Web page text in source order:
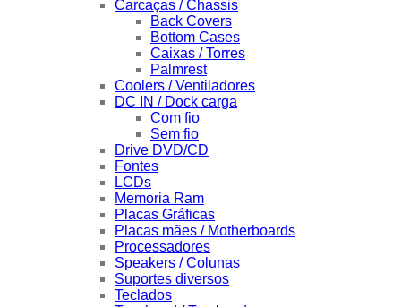
Carcaças / Chassis
Back Covers
Bottom Cases
Caixas / Torres
Palmrest
Coolers / Ventiladores
DC IN / Dock carga
Com fio
Sem fio
Drive DVD/CD
Fontes
LCDs
Memoria Ram
Placas Gráficas
Placas mães / Motherboards
Processadores
Speakers / Colunas
Suportes diversos
Teclados